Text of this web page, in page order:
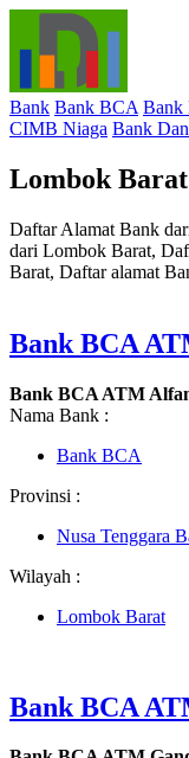
Bank Bank BCA Bank
CIMB Niaga Bank
Lombok Barat
Daftar Alamat Bank
dari Lombok Barat,
Barat, Daftar alamat
Bank BCA
Bank BCA ATM
Nama Bank :
Bank BCA
Provinsi :
Nusa Tenggara
Wilayah :
Lombok Barat
Bank BCA